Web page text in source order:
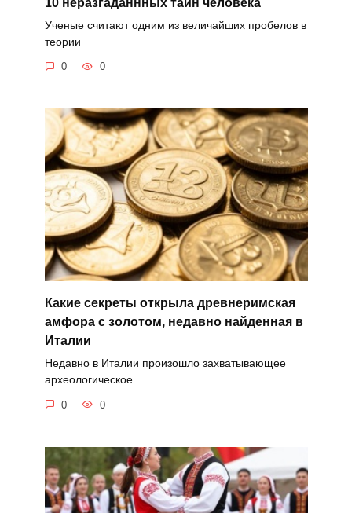
Ученые считают одним из величайших пробелов в
теории
0 0
Какие секреты открыла древнеримская
амфора с золотом, недавно найденная в
Италии
Недавно в Италии произошло захватывающее
археологическое
0 0